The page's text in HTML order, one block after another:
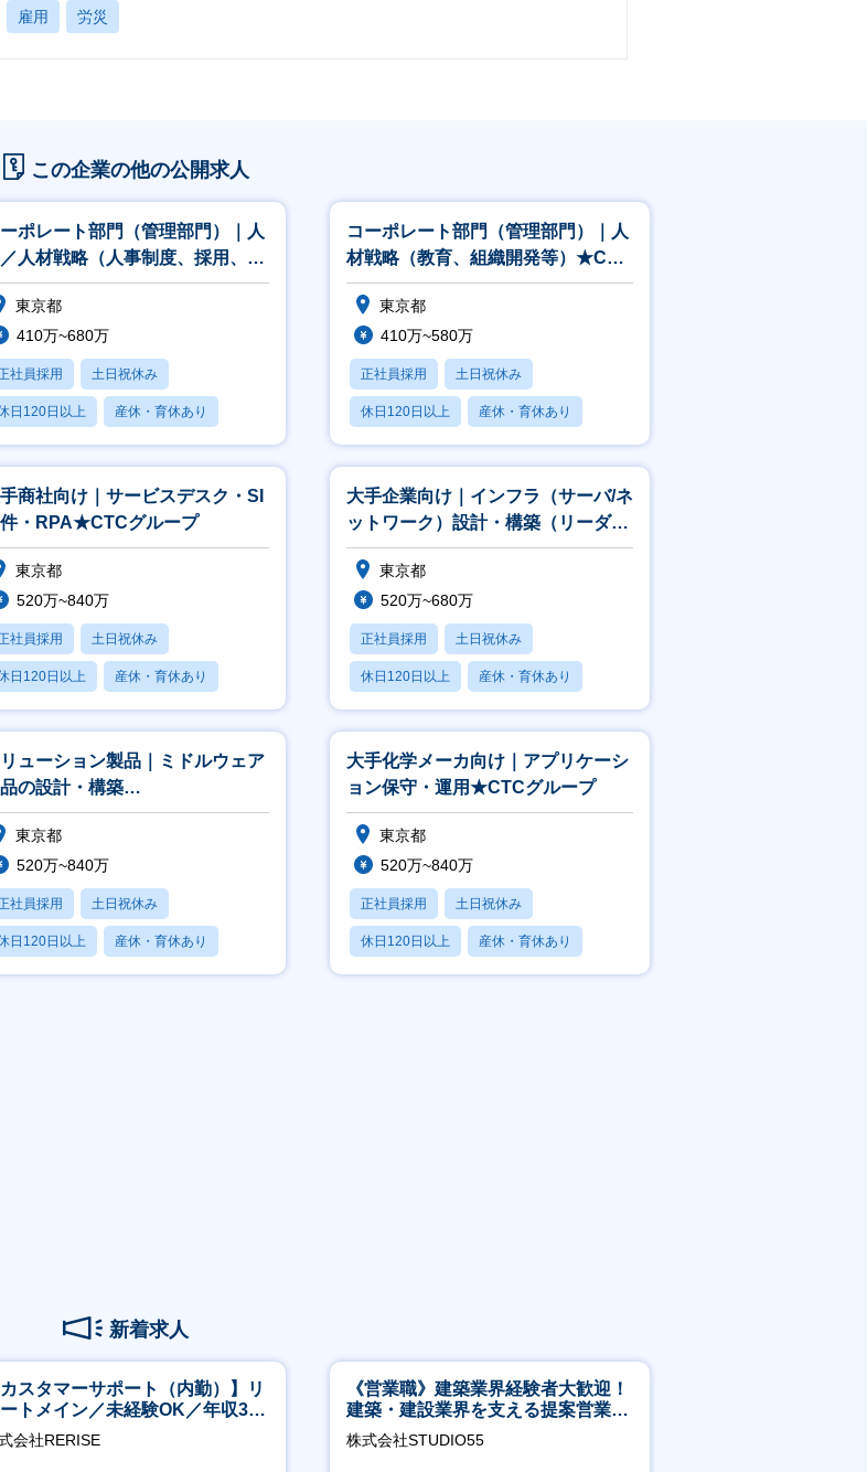
雇用 労災
この企業の他の公開求人
ポレート部門（管理部門）｜人
人材戦略（人事制度、採用、教
組織開発等）
東京都
410万~680万
社員採用 土日祝休み
日120日以上 産休・育休あり
与あり
コーポレート部門（管理部門）｜人
材戦略（教育、組織開発等）★CTC
グループ
東京都
410万~580万
正社員採用 土日祝休み
休日120日以上 産休・育休あり
賞与あり
商社向け｜サービスデスク・SI
・RPA★CTCグループ
東京都
520万~840万
社員採用 土日祝休み
日120日以上 産休・育休あり
残業20時間以内
大手企業向け｜インフラ（サーバ/ネ
ットワーク）設計・構築（リーダ
層）★CTCグループ
東京都
520万~680万
正社員採用 土日祝休み
休日120日以上 産休・育休あり
月残業20時間以内
ューション製品｜ミドルウェア
の設計・構築
Zabbix/SKYSEA等）★CTC
ル東京都
520万~840万
社員採用 土日祝休み
日120日以上 産休・育休あり
与あり
大手化学メーカ向け｜アプリケーシ
ョン保守・運用★CTCグループ
東京都
520万~840万
正社員採用 土日祝休み
休日120日以上 産休・育休あり
月残業20時間以内
新着求人
カスタマーサポート（内勤）】リ
トメイン／未経験OK／年収340
／年間休日125日
会社RERISE
《営業職》建築業界経験者大歓迎！
建築・建設業界を支える提案営業職
│年休125日◎フレックス
株式会社STUDIO55